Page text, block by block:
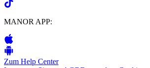
MANOR APP:
Zum Help Center